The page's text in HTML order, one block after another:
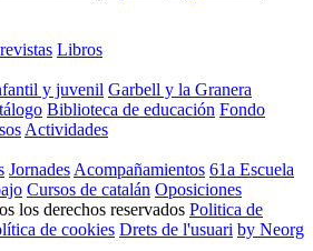
Libros
y juvenil Garbell y la Granera
Biblioteca de educación Fondo
Actividades
JornadesAcompañamientos 61a Escuela
Cursos de catalán Oposiciones
los derechos reservados Politica de
de cookies Drets de l'usuari by Neorg